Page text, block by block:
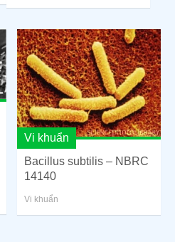
Vi khuẩn
Bacillus subtilis – NBRC
14140
Vi khuẩn